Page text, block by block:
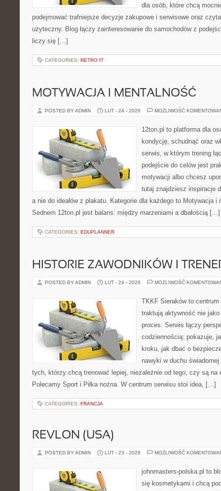
dla osób, które chcą
podejmować trafniejsze decyzje zakupowe i serwisowe oraz
użyteczny. Blog łączy zainteresowanie do samochodów z
liczy się […]
CATEGORIES: RETRO IT
MOTYWACJA I MENTALNOŚĆ
POSTED BY ADMIN LUT - 24 - 2026 MOŻLIWOŚĆ
12ton.pl to platforma dla
kondycję, schudnąć oraz
serwis, w którym trening
podejście do celów jest
motywacji albo chcesz
tutaj znajdziesz inspiracje
a nie do ideałów z plakatu. Kategorie dla każdego to Motywacja
Sednem 12ton.pl jest balans: między marzeniami a dbałością […]
CATEGORIES: EDUPLANNER
HISTORIE ZAWODNIKÓW I
POSTED BY ADMIN LUT - 24 - 2026 MOŻLIWOŚĆ
TKKF Sieraków to
traktują aktywność nie
proces. Serwis łączy
codziennością: pokazuje,
kroku, jak dbać o
nawyki w duchu
tych, którzy chcą trenować lepiej, niezależnie od tego, czy są na
Polecamy Sport i Piłka nożna. W centrum serwisu stoi idea, […]
CATEGORIES: FRANCJA
REVLON (USA)
POSTED BY ADMIN LUT - 23 - 2026 MOŻLIWOŚĆ
johnmasters-polska.pl to
się kosmetykami i chcą